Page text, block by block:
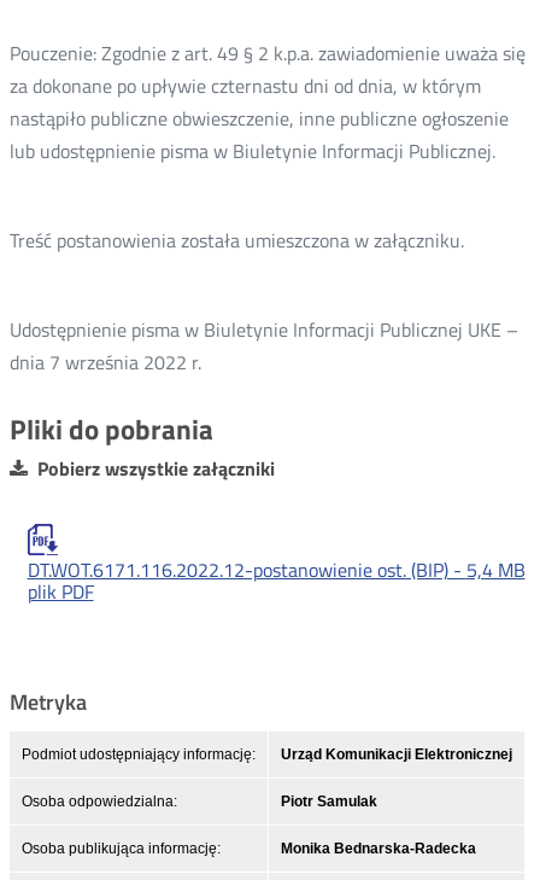
Pouczenie: Zgodnie z art. 49 § 2 k.p.a. zawiadomienie uważa się
za dokonane po upływie czternastu dni od dnia, w którym
nastąpiło publiczne obwieszczenie, inne publiczne ogłoszenie
lub udostępnienie pisma w Biuletynie Informacji Publicznej.
Treść postanowienia została umieszczona w załączniku.
Udostępnienie pisma w Biuletynie Informacji Publicznej UKE –
dnia 7 września 2022 r.
Pliki do pobrania
Pobierz wszystkie załączniki
DT.WOT.6171.116.2022.12-postanowienie ost. (BIP) - 5,4 MB
plik PDF
Metryka
Podmiot udostępniający informację: Urząd Komunikacji Elektronicznej
Osoba odpowiedzialna: Piotr Samulak
Osoba publikująca informację: Monika Bednarska-Radecka